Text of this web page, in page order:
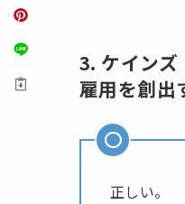
3. ケイン
雇用を創出
正しい。